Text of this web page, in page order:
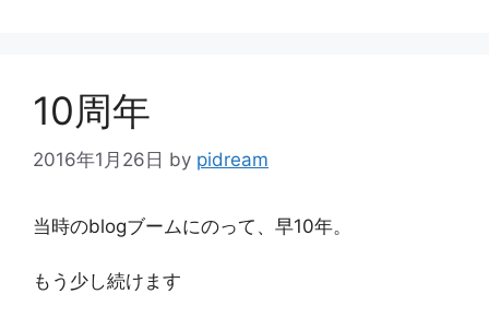
ー
10周年
2016年1月26日 by pidream
当時のblogブームにのって、早10年。
もう少し続けます